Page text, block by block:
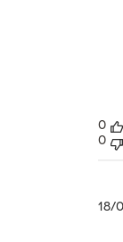
0
0
תאריך18/